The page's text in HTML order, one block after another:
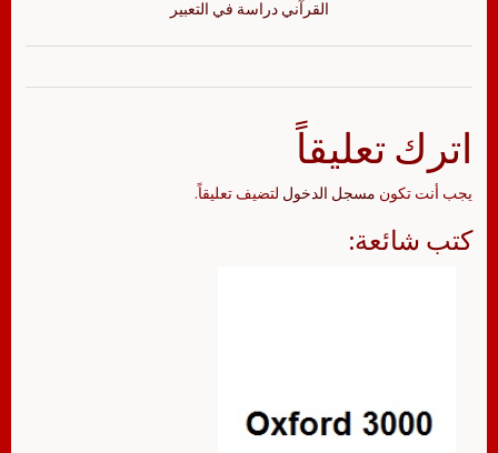
القرآني دراسة في التعبير
اترك تعليقاً
يجب أنت تكون مسجل الدخول لتضيف تعليقاً.
كتب شائعة: